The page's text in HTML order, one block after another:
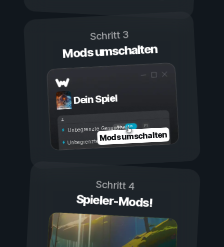
Schritt 3
Mods umschalten
Dein Spiel
Ein
Aus
Unbegrenzte Gesundheit
Unbegrenzte AusdauerMods umschalten
Schritt 4
Spieler-Mods!